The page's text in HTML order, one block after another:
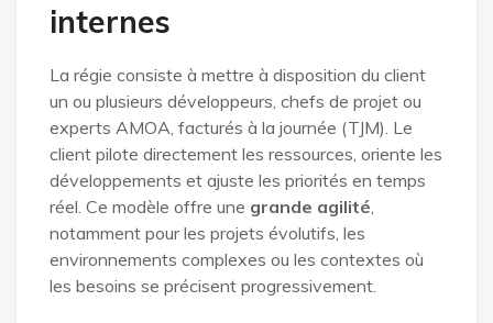
internes
La régie consiste à mettre à disposition du client
un ou plusieurs développeurs, chefs de projet ou
experts AMOA, facturés à la journée (TJM). Le
client pilote directement les ressources, oriente les
développements et ajuste les priorités en temps
réel. Ce modèle offre une grande agilité
notamment pour les projets évolutifs, les
environnements complexes ou les contextes où
les besoins se précisent progressivement.